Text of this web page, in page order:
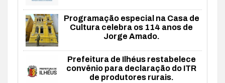
Programação especial na Casa de
Cultura celebra os 114 anos de
Jorge Amado.
Prefeitura de Ilhéus restabelece
convênio para declaração do ITR
de produtores rurais.